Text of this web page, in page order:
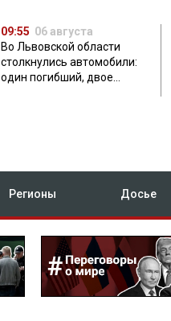
09:55 06 августа
Во Львовской области
столкнулись автомобили:
один погибший, двое
Регионы Досье